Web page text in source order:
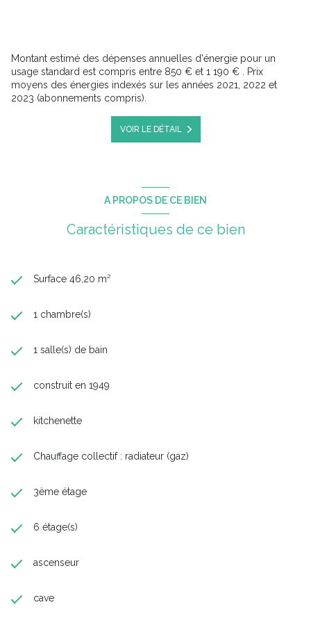
Montant estimé des dépenses annuelles d'énergie pour un
usage standard est compris entre 850 € et 1 190 € . Prix
moyens des énergies indexés sur les années 2021, 2022 et
2023 (abonnements compris).
VOIR LE DÉTAIL
A PROPOS DE CE BIEN
Caractéristiques de ce bien
Surface 46,20 m²
1 chambre(s)
1 salle(s) de bain
construit en 1949
kitchenette
Chauffage collectif : radiateur (gaz)
3ème étage
6 étage(s)
ascenseur
cave